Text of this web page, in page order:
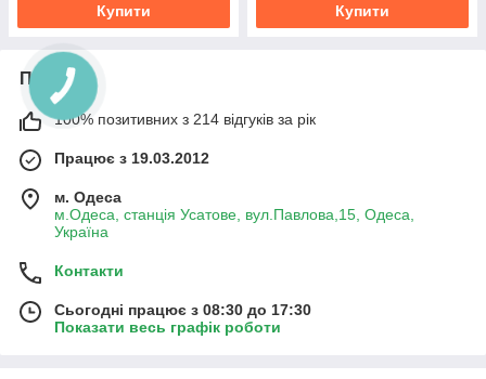
Купити Купити
Про нас
100% позитивних з 214 відгуків за рік
Працює з 19.03.2012
м. Одеса
м.Одеса, станція Усатове, вул.Павлова,15, Одеса,
Україна
Контакти
Сьогодні працює з 08:30 до 17:30
Показати весь графік роботи